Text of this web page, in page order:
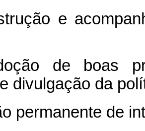
e
de boas
divulgação da
permanente de